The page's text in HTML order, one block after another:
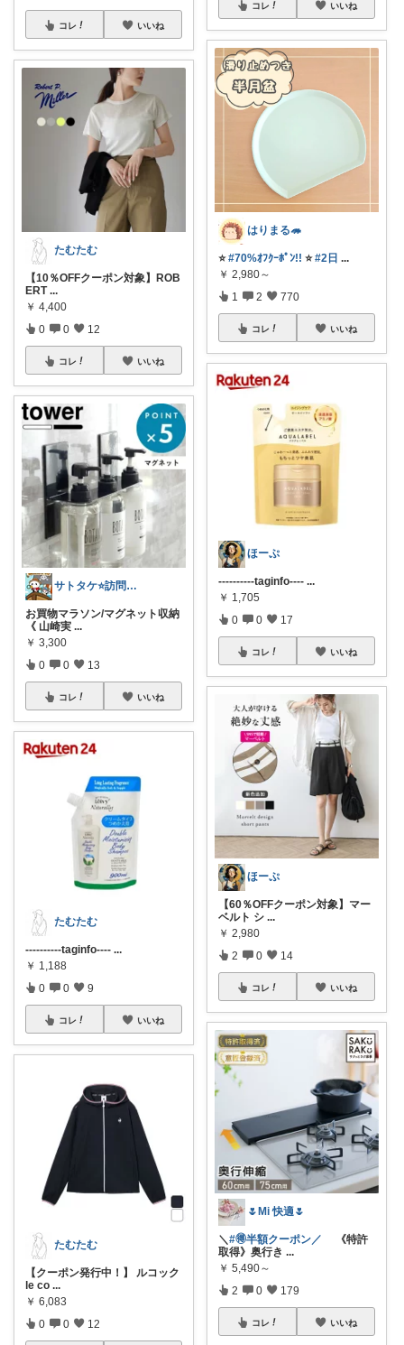
コレ いいね
たむたむ
【10％OFFクーポン対象】ROB
ERT...
￥ 4,400
0 0 12
コレ いいね
サトタケ⭐️訪問感謝🙇‍♂️コレ歓迎✨
お買物マラソン/マグネット収納
《 山崎実 ...
￥ 3,300
0 0 13
コレ いいね
たむたむ
----------taginfo---- ...
￥ 1,188
0 0 9
コレ いいね
たむたむ
【クーポン発行中！】 ルコック
le co ...
￥ 6,083
0 0 12
コレ いいね
はりまる🦔
⭐#70%ｵﾌｸｰﾎﾟﾝ!! ⭐#2日 ...
￥ 2,980～
1 2 770
コレ いいね
ほーぷ
----------taginfo---- ...
￥ 1,705
0 0 17
コレ いいね
ほーぷ
【60％OFFクーポン対象】マー
ベルト シ ...
￥ 2,980
2 0 14
コレ いいね
🌷Mi 快適🌷
＼#🉐半額クーポン／ 《特許
取得》奥行き ...
￥ 5,490～
2 0 179
コレ いいね